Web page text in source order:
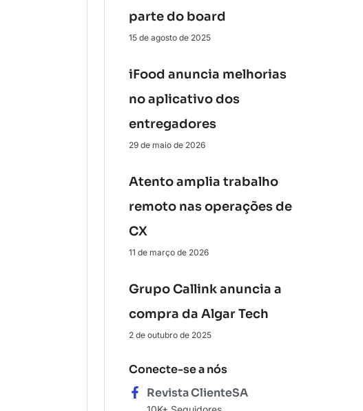
parte do board
15 de agosto de 2025
iFood anuncia melhorias
no aplicativo dos
entregadores
29 de maio de 2026
Atento amplia trabalho
remoto nas operações de
CX
11 de março de 2026
Grupo Callink anuncia a
compra da Algar Tech
2 de outubro de 2025
Conecte-se a nós
Revista ClienteSA